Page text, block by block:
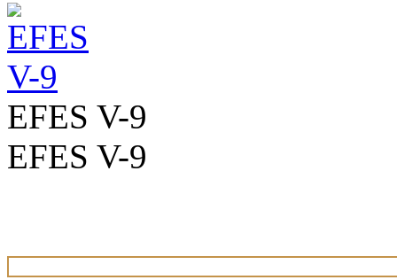
EFES V-9
EFES V-9